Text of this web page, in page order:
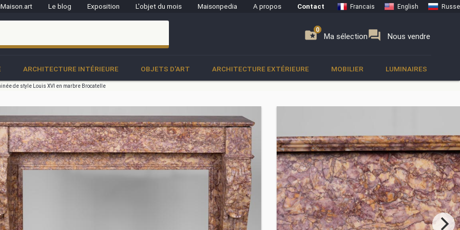
Le blog Exposition L'objet du mois Maisonpedia A propos Contact Francais English Russe
folder_special Ma sélection
0 forum Nous vendre
0
ARCHITECTURE INTÉRIEURE OBJETS D'ART ARCHITECTURE EXTÉRIEURE MOBILIER LUMINAIRES
de style Louis XVI en marbre Brocatelle